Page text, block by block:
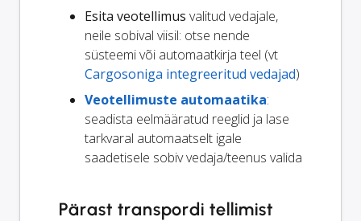
Esita veotellimus valitud vedajale,
neile sobival viisil: otse nende
süsteemi või automaatkirja teel (vt
Cargosoniga integreeritud vedajad)
Veotellimuste automaatika:
seadista eelmääratud reeglid ja lase
tarkvaral automaatselt igale
saadetisele sobiv vedaja/teenus valida
Pärast transpordi tellimist